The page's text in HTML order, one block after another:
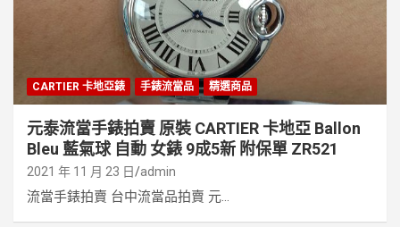
CARTIER 卡地亞錶 手錶流當品 精選商品
元泰流當手錶拍賣 原裝 CARTIER 卡地亞 Ballon
Bleu 藍氣球 自動 女錶 9成5新 附保單 ZR521
2021 年 11 月 23 日 admin
流當手錶拍賣 台中流當品拍賣 元...